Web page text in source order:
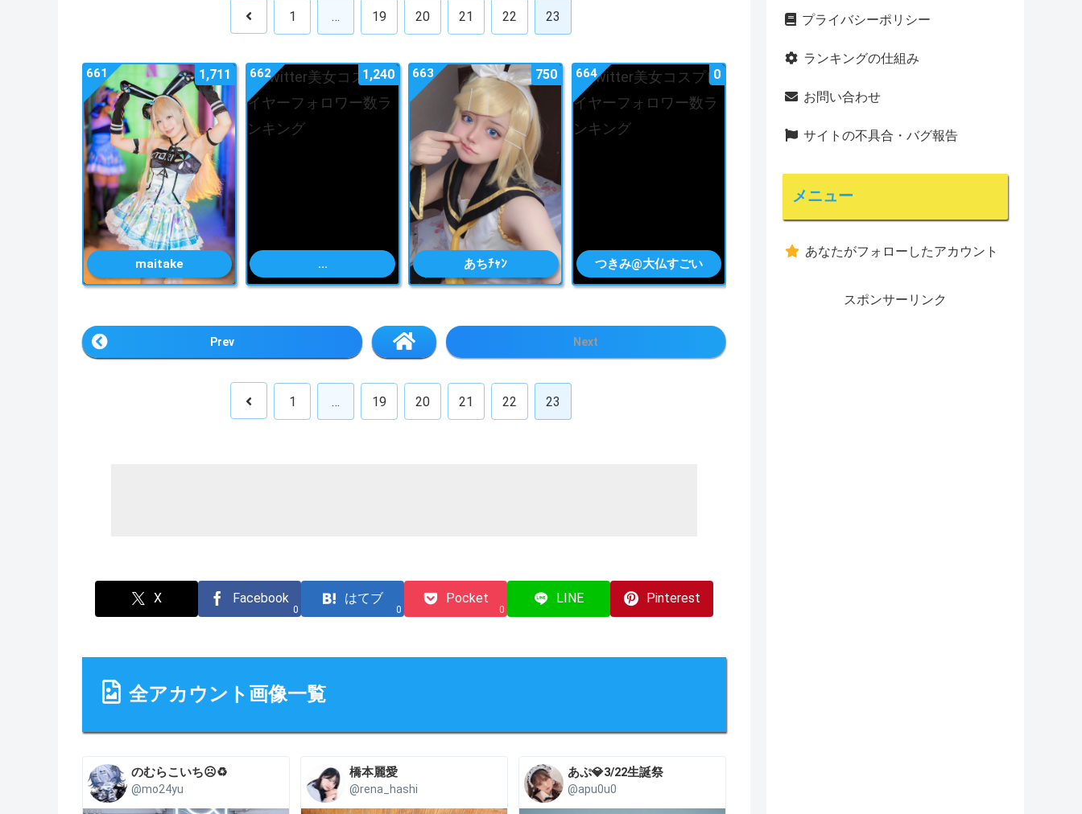
1 … 19 20 21 22 23
maitake
661 1,711
...
662 1,240
あちﾁｬﾝ
663 750
つきみ@大仏すごい
664 0
Prev Next
1 … 19 20 21 22 23
X Facebook
0
はてブ
0
Pocket
0
LINE Pinterest
全アカウント画像一覧
のむらこいち☹️♻️
@mo24yu
橋本麗愛
@rena_hashi
あぷ💎3/22生誕祭
@apu0u0
プライバシーポリシー
ランキングの仕組み
お問い合わせ
サイトの不具合・バグ報告
メニュー
あなたがフォローしたアカウント
スポンサーリンク